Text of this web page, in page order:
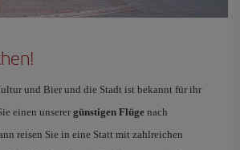
und Bier und die Stadt ist bekannt für ihr
einen unserer günstigen Flüge nach
reisen Sie in eine Statt mit zahlreichen